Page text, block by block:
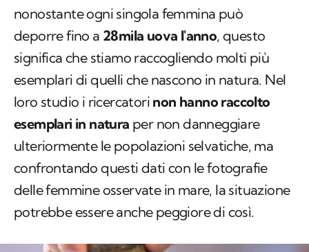
femmine potessero riprodursi per molti anni, e
nonostante ogni singola femmina può
deporre fino a28mila uova l'anno, questo
significa che stiamo raccogliendo molti più
esemplari di quelli che nascono in natura. Nel
loro studio i ricercatorinon hanno raccolto
esemplari in naturaper non danneggiare
ulteriormente le popolazioni selvatiche, ma
confrontando questi dati con le fotografie
delle femmine osservate in mare, la situazione